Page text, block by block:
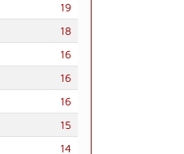
19
18
16
16
16
15
14